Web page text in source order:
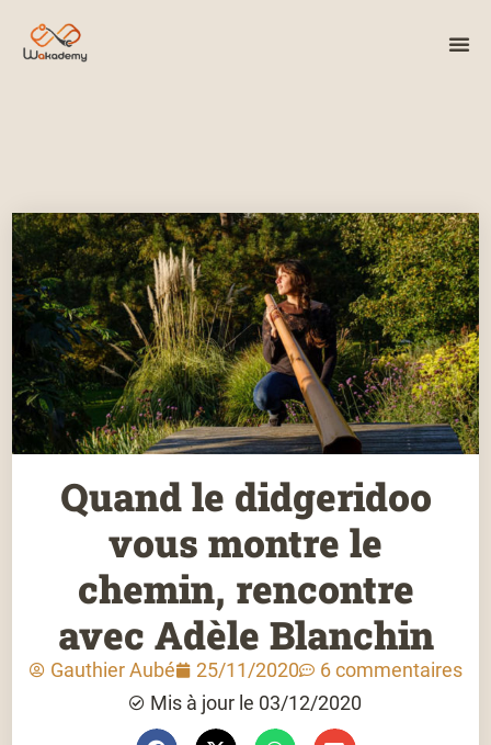
Quand le didgeridoo
vous montre le
chemin, rencontre
avec Adèle Blanchin
Gauthier Aubé 25/11/2020
6 commentaires
Mis à jour le 03/12/2020